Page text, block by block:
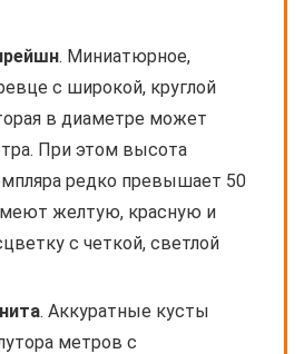
. Миниатюрное,
с широкой, круглой
в диаметре может
При этом высота
редко превышает 50
желтую, красную и
с четкой, светлой
. Аккуратные кусты
метров с